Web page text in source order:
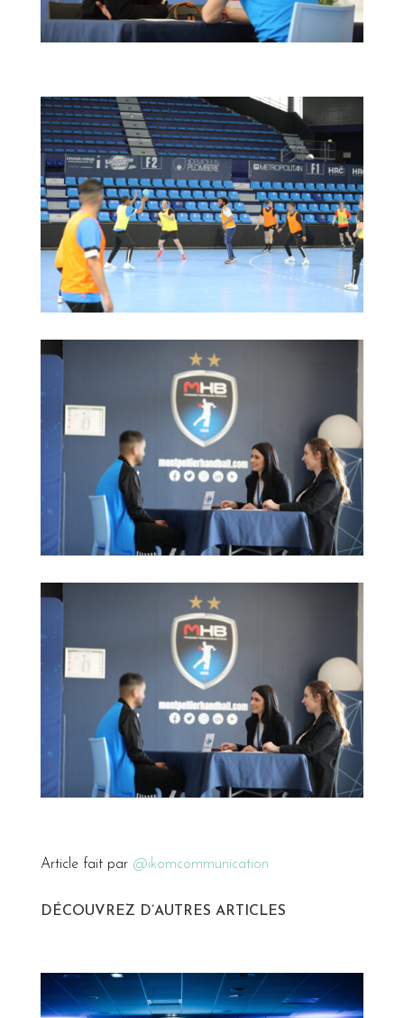
Article fait par @ikomcommunication
DÉCOUVREZ D’AUTRES ARTICLES